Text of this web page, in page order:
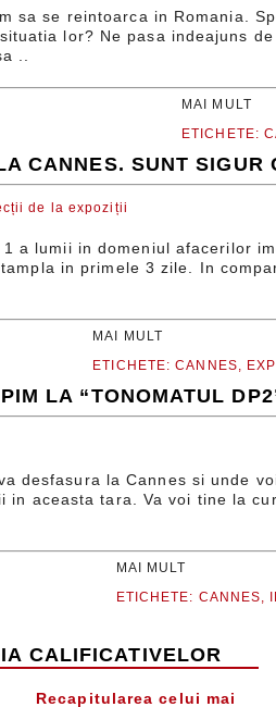
sa se reintoarca in Romania.
lor? Ne pasa indeajuns
..
MAI MULT
ETICHETE:
CANNES. SUNT
de la expoziții
a lumii in domeniul afacerilor
in primele 3 zile. In
MAI MULT
ETICHETE: CANNES,
LA “TONOMATUL
desfasura la Cannes si unde
aceasta tara. Va voi tine la
MAI MULT
ETICHETE: CANNES,
CALIFICATIVELOR
Recapitularea celui mai